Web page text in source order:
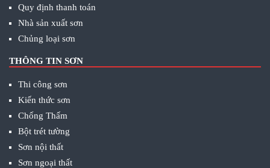
Quy định thanh toán
Nhà sản xuất sơn
Chủng loại sơn
THÔNG TIN SƠN
Thi công sơn
Kiến thức sơn
Chống Thấm
Bột trét tường
Sơn nội thất
Sơn ngoại thất